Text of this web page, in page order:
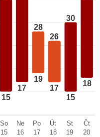
15
17
28
19
26
17
30
15
18
So
15
Ne
16
Po
17
Út
18
St
19
Čt
20